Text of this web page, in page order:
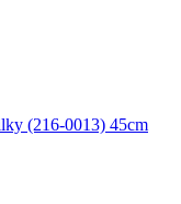
(216-0013) 45cm